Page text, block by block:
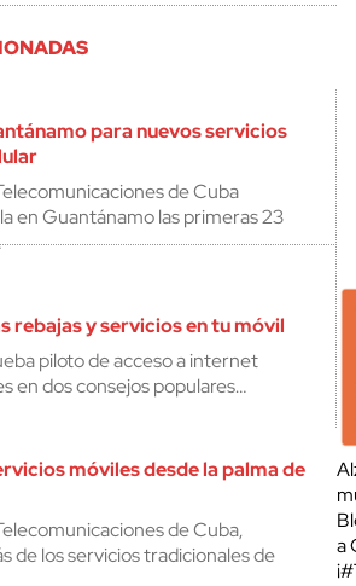
para nuevos servicios
de Cuba
en Guantánamo las primeras 23
rebajas y servicios en tu móvil
piloto de acceso a internet
en dos consejos populares…
móviles desde la palma de
de Cuba,
de los servicios tradicionales de
a